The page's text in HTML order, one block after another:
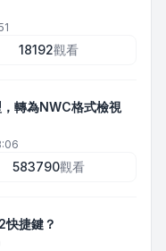
18192觀看
轉為NWC格式檢視
583790觀看
捷鍵？